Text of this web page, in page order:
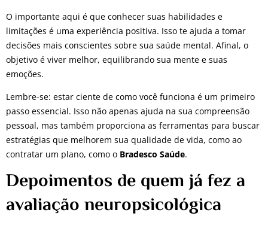
O importante aqui é que conhecer suas habilidades e
limitações é uma experiência positiva. Isso te ajuda a tomar
decisões mais conscientes sobre sua saúde mental. Afinal, o
objetivo é viver melhor, equilibrando sua mente e suas
emoções.
Lembre-se: estar ciente de como você funciona é um primeiro
passo essencial. Isso não apenas ajuda na sua compreensão
pessoal, mas também proporciona as ferramentas para buscar
estratégias que melhorem sua qualidade de vida, como ao
contratar um plano, como o Bradesco Saúde.
Depoimentos de quem já fez a
avaliação neuropsicológica